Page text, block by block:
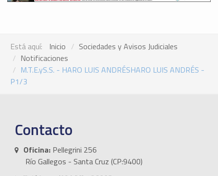
Está aquí: Inicio
Sociedades y Avisos Judiciales
Notificaciones
M.T.E.yS.S. - HARO LUIS ANDRÉSHARO LUIS ANDRÉS -
P1/3
Contacto
Oficina: Pellegrini 256
Río Gallegos - Santa Cruz (CP:9400)